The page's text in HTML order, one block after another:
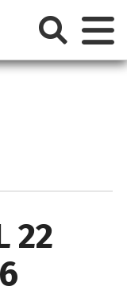
22